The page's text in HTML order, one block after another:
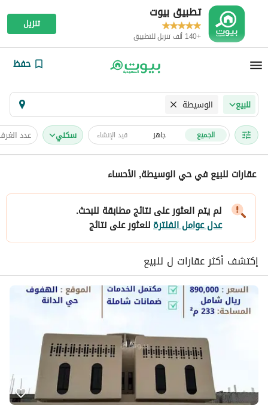
تطبيق بيوت
+140 ألف تنزيل للتطبيق
تنزيل
حفظ
للبيع الوسيطة
الجميع جاهز قيد الإنشاء سكني عدد
عقارات للبيع في حي الوسيطة, الأحساء
لم يتم العثور على نتائج مطابقة للبحث.
عدل عوامل الفلترةللعثور على نتائج
إكتشف أكثر عقارات ل للبيع